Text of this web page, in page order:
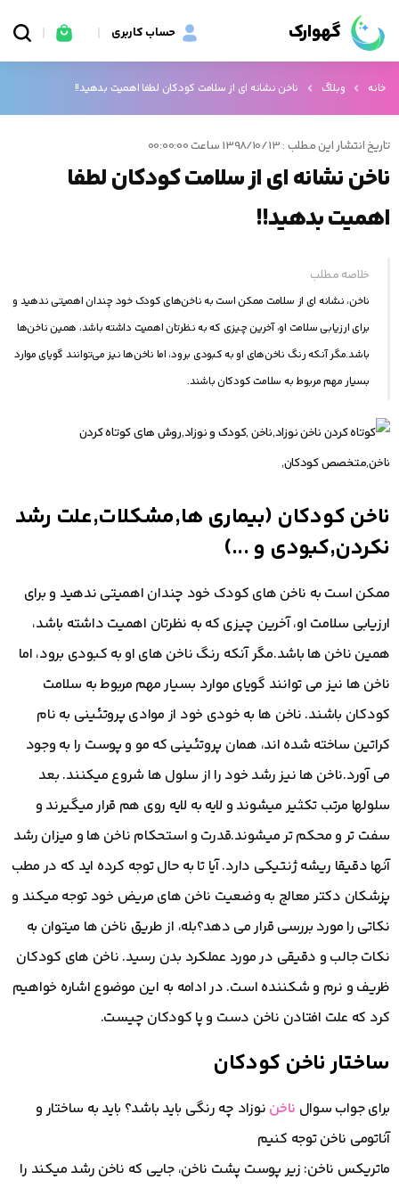
گهوارک حساب کاربری
خانه وبلاگ ناخن نشانه ای از سلامت کودکان لطفا اهمیت بدهید!!
تاریخ انتشار این مطلب : 1398/10/13 ساعت 00:00:00
ناخن نشانه ای از سلامت کودکان لطفا
اهمیت بدهید!!
خلاصه مطلب
ناخن، نشانه ای از سلامت ممکن است به ناخن‌های کودک خود چندان اهمیتی ندهید و
برای ارزیابی سلامت او،‌ آخرین چیزی که به نظرتان اهمیت داشته باشد، همین ناخن‌ها
باشد.مگر آنکه رنگ ناخن‌های او به کبودی برود، اما ناخن‌ها نیز می‌توانند گویای موارد
بسیار مهم مربوط به سلامت کودکان باشند.
ناخن کودکان (بیماری ها,مشکلات,علت رشد
نکردن,کبودی و ...)
ممکن است به ناخن های کودک خود چندان اهمیتی ندهید و برای
ارزیابی سلامت او، آخرین چیزی که به نظرتان اهمیت داشته باشد،
همین ناخن ها باشد.مگر آنکه رنگ ناخن های او به کبودی برود، اما
ناخن ها نیز می توانند گویای موارد بسیار مهم مربوط به سلامت
کودکان باشند. ناخن ها به خودی خود از موادی پروتئینی به نام
کراتین ساخته شده اند، همان پروتئینی که مو و پوست را به وجود
می آورد.ناخن ها نیز رشد خود را از سلول ها شروع میکنند. بعد
سلولها مرتب تکثیر میشوند و لایه به لایه روی هم قرار میگیرند و
سفت تر و محکم تر میشوند.قدرت و استحکام ناخن ها و میزان رشد
آنها دقیقا ریشه ژنتیکی دارد. آیا تا به حال توجه کرده اید که در مطب
پزشکان دکتر معالج به وضعیت ناخن های مریض خود توجه میکند و
نکاتی را مورد بررسی قرار می دهد؟بله، از طریق ناخن ها میتوان به
نکات جالب و دقیقی در مورد عملکرد بدن رسید. ناخن های کودکان
ظریف و نرم و شکننده است. در ادامه به این موضوع اشاره خواهیم
کرد که علت افتادن ناخن دست و پا کودکان چیست.
ساختار ناخن کودکان
برای جواب سوال ناخن نوزاد چه رنگی باید باشد؟ باید به ساختار و
آناتومی ناخن توجه کنیم
ماتریکس ناخن: زیر پوست پشت ناخن، جایی که ناخن رشد میکند را